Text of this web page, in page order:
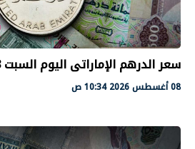
سعر الدرهم الإماراتى اليوم السبت 8 أغسطس 2026
08 أغسطس 2026 10:34 ص